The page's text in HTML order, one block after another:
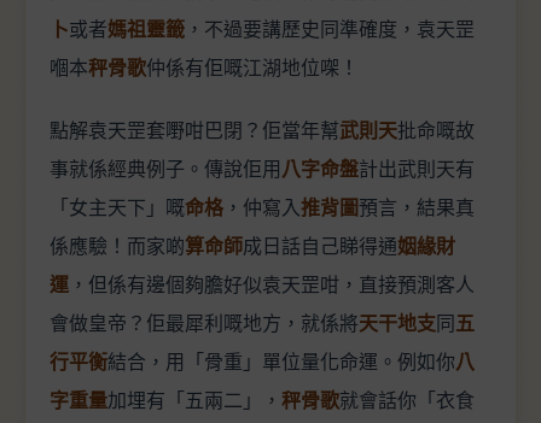
卜或者媽祖靈籤 ，不過要講歷史同準確度，袁天罡
嗰本秤骨歌仲係有佢嘅江湖地位㗎！
點解袁天罡套嘢咁巴閉？佢當年幫武則天批命嘅故
事就係經典例子。傳說佢用八字命盤計出武則天有
「女主天下」嘅命格 ，仲寫入推背圖預言，結果真
係應驗！而家啲算命師成日話自己睇得通姻緣財
運 ，但係有邊個夠膽好似袁天罡咁，直接預測客人
會做皇帝？佢最犀利嘅地方，就係將天干地支同五
行平衡結合，用「骨重」單位量化命運。例如你八
字重量加埋有「五兩二」， 秤骨歌就會話你「衣食